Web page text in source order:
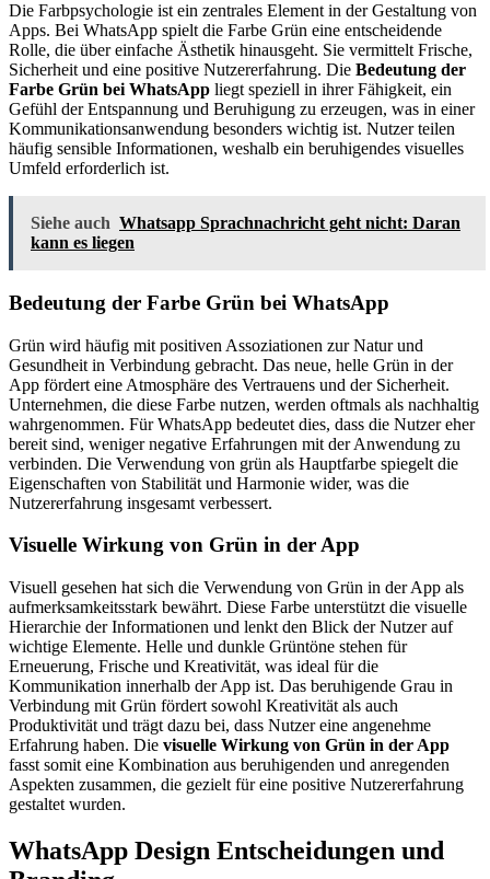
Die Farbpsychologie ist ein zentrales Element in der Gestaltung von
Apps. Bei WhatsApp spielt die Farbe Grün eine entscheidende
Rolle, die über einfache Ästhetik hinausgeht. Sie vermittelt Frische,
Sicherheit und eine positive Nutzererfahrung. Die Bedeutung der
Farbe Grün bei WhatsApp liegt speziell in ihrer Fähigkeit, ein
Gefühl der Entspannung und Beruhigung zu erzeugen, was in einer
Kommunikationsanwendung besonders wichtig ist. Nutzer teilen
häufig sensible Informationen, weshalb ein beruhigendes visuelles
Umfeld erforderlich ist.
Siehe auch Whatsapp Sprachnachricht geht nicht: Daran
kann es liegen
Bedeutung der Farbe Grün bei WhatsApp
Grün wird häufig mit positiven Assoziationen zur Natur und
Gesundheit in Verbindung gebracht. Das neue, helle Grün in der
App fördert eine Atmosphäre des Vertrauens und der Sicherheit.
Unternehmen, die diese Farbe nutzen, werden oftmals als nachhaltig
wahrgenommen. Für WhatsApp bedeutet dies, dass die Nutzer eher
bereit sind, weniger negative Erfahrungen mit der Anwendung zu
verbinden. Die Verwendung von grün als Hauptfarbe spiegelt die
Eigenschaften von Stabilität und Harmonie wider, was die
Nutzererfahrung insgesamt verbessert.
Visuelle Wirkung von Grün in der App
Visuell gesehen hat sich die Verwendung von Grün in der App als
aufmerksamkeitsstark bewährt. Diese Farbe unterstützt die visuelle
Hierarchie der Informationen und lenkt den Blick der Nutzer auf
wichtige Elemente. Helle und dunkle Grüntöne stehen für
Erneuerung, Frische und Kreativität, was ideal für die
Kommunikation innerhalb der App ist. Das beruhigende Grau in
Verbindung mit Grün fördert sowohl Kreativität als auch
Produktivität und trägt dazu bei, dass Nutzer eine angenehme
Erfahrung haben. Die visuelle Wirkung von Grün in der App
fasst somit eine Kombination aus beruhigenden und anregenden
Aspekten zusammen, die gezielt für eine positive Nutzererfahrung
gestaltet wurden.
WhatsApp Design Entscheidungen und